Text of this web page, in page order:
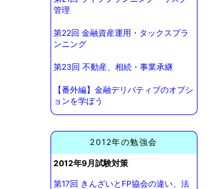
管理
第22回 金融資産運用・タックスプラ
ンニング
第23回 不動産、相続・事業承継
【番外編】金融デリバティブのオプシ
ョンを学ぼう
2012年の勉強会
2012年9月試験対策
第17回 きんざいとFP協会の違い、法